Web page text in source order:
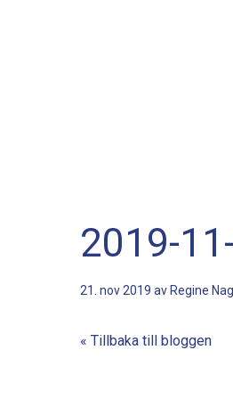
2019-
21. nov 2019 av Regine
« Tillbaka till bloggen